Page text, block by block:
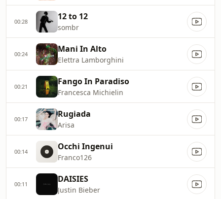
00:28 12 to 12
sombr
00:24 Mani In Alto
Elettra Lamborghini
00:21 Fango In Paradiso
Francesca Michielin
00:17 Rugiada
Arisa
00:14 Occhi Ingenui
Franco126
00:11 DAISIES
Justin Bieber